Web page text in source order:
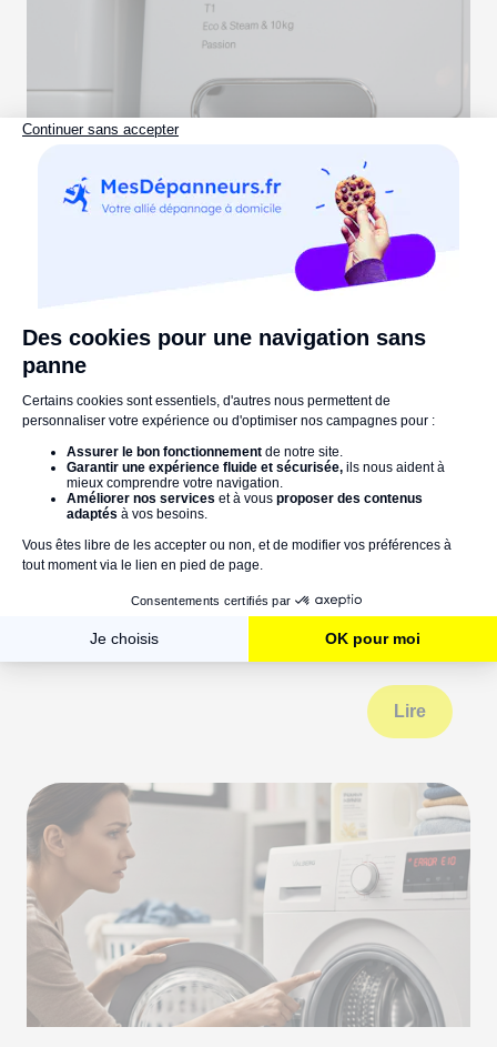
Code d’Erreur sur Lave-Linge Miele : la
Liste Complète
Code erreur Samsung EcoBubble : le
verdict en 10 secondes (bénin ou
panne sérieuse)
Lire